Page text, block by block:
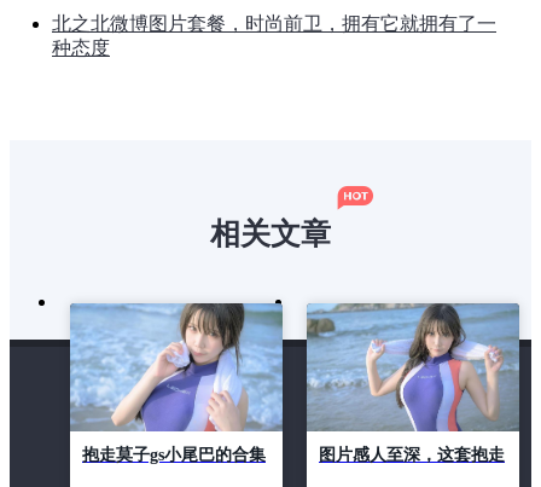
北之北微博图片套餐，时尚前卫，拥有它就拥有了一
种态度
相关文章
抱走莫子gs小尾巴的合集
图片感人至深，这套抱走